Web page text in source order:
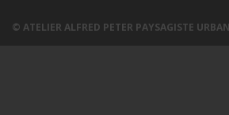
© ATELIER ALFRED PETER PAYSAGISTE